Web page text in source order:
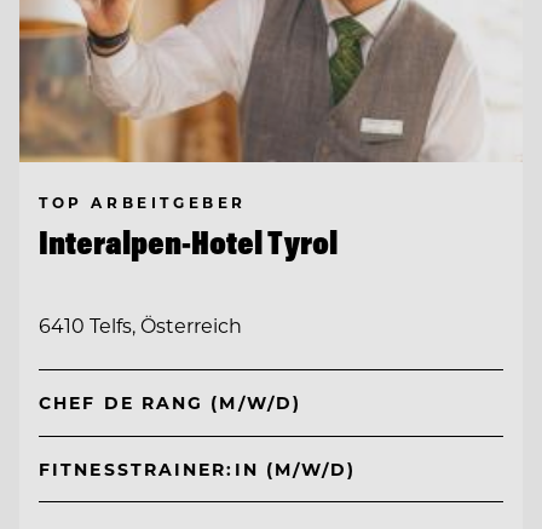
TOP ARBEITGEBER
Interalpen-Hotel Tyrol
6410 Telfs, Österreich
CHEF DE RANG (M/W/D)
FITNESSTRAINER:IN (M/W/D)